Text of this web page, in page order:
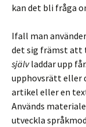
kan det bli fråga
Ifall man
det sig främst att
självladdar upp
upphovsrätt eller
artikel eller en
Används
utveckla